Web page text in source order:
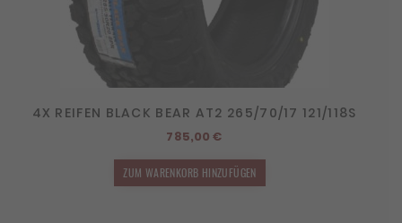
4X REIFEN BLACK BEAR AT2 265/70/17 121/118S
785,00€
ZUM WARENKORB HINZUFÜGEN